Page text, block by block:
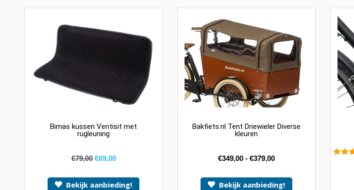
Bimas kussen Ventisit met
rugleuning
€79,00 €69,00
Bekijk aanbieding!
Bakfiets.nl Tent Driewieler Diverse
kleuren
€349,00 - €379,00
Bekijk aanbieding!